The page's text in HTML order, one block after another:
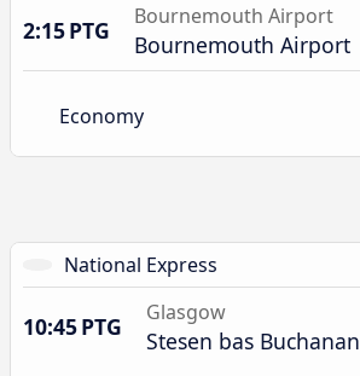
2:15 PTG Bournemouth Airport
Bournemouth Airport
Economy
National Express
10:45 PTG Glasgow
Stesen bas Buchanan